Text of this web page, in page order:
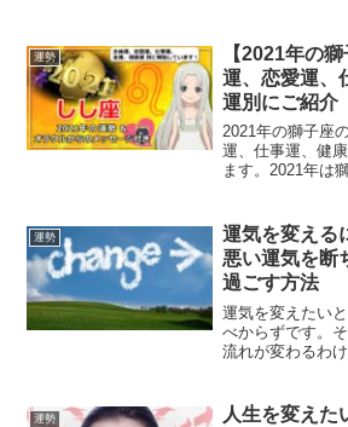
どんな人ですか？
運勢
【2021年の
運、恋愛運、
運別にご紹介
2021年の獅子座
運、仕事運、健
ます。2021年は
運勢
運気を変える
悪い運気を断
過ごす方法
運気を変えたい
べからずです。
流れが変わるわ
えて、まずは悪
良い運気を取り
か？
運勢
人生を変えた